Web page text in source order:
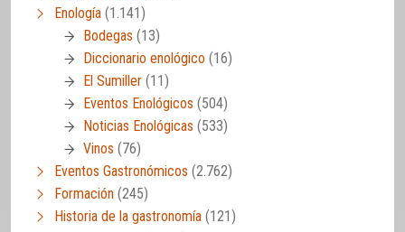
Enología (1.141)
Bodegas (13)
Diccionario enológico (16)
El Sumiller (11)
Eventos Enológicos (504)
Noticias Enológicas (533)
Vinos (76)
Eventos Gastronómicos (2.762)
Formación (245)
Historia de la gastronomía (121)